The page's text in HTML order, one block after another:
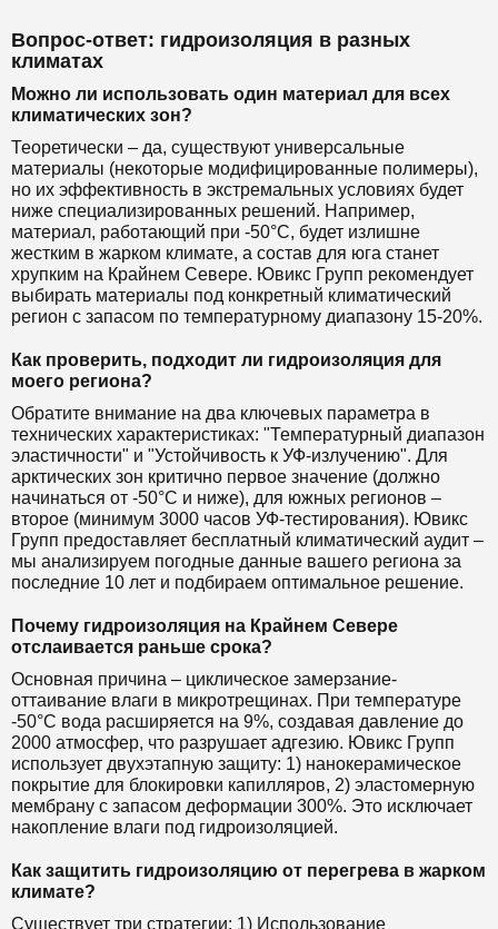
Вопрос-ответ: гидроизоляция в разных
климатах
Можно ли использовать один материал для всех
климатических зон?
Теоретически – да, существуют универсальные
материалы (некоторые модифицированные полимеры),
но их эффективность в экстремальных условиях будет
ниже специализированных решений. Например,
материал, работающий при -50°C, будет излишне
жестким в жарком климате, а состав для юга станет
хрупким на Крайнем Севере. Ювикс Групп рекомендует
выбирать материалы под конкретный климатический
регион с запасом по температурному диапазону 15-20%.
Как проверить, подходит ли гидроизоляция для
моего региона?
Обратите внимание на два ключевых параметра в
технических характеристиках: "Температурный диапазон
эластичности" и "Устойчивость к УФ-излучению". Для
арктических зон критично первое значение (должно
начинаться от -50°C и ниже), для южных регионов –
второе (минимум 3000 часов УФ-тестирования). Ювикс
Групп предоставляет бесплатный климатический аудит –
мы анализируем погодные данные вашего региона за
последние 10 лет и подбираем оптимальное решение.
Почему гидроизоляция на Крайнем Севере
отслаивается раньше срока?
Основная причина – циклическое замерзание-
оттаивание влаги в микротрещинах. При температуре
-50°C вода расширяется на 9%, создавая давление до
2000 атмосфер, что разрушает адгезию. Ювикс Групп
использует двухэтапную защиту: 1) нанокерамическое
покрытие для блокировки капилляров, 2) эластомерную
мембрану с запасом деформации 300%. Это исключает
накопление влаги под гидроизоляцией.
Как защитить гидроизоляцию от перегрева в жарком
климате?
Существует три стратегии: 1) Использование